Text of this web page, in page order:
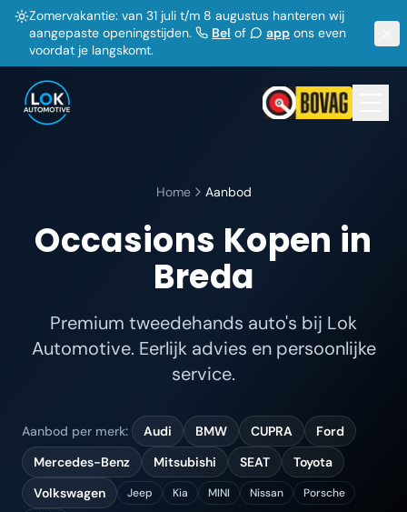
Zomervakantie: van 31 juli t/m 8 augustus hanteren wij
aangepaste openingstijden.
Bel of app ons even
voordat je langskomt.
Home Aanbod
Occasions Kopen in
Breda
Premium tweedehands auto's bij Lok
Automotive. Eerlijk advies en persoonlijke
service.
Aanbod per merk: Audi BMW CUPRA
Ford
Mercedes-Benz
Mitsubishi SEAT
Toyota
Volkswagen
Jeep Kia MINI Nissan
Porsche